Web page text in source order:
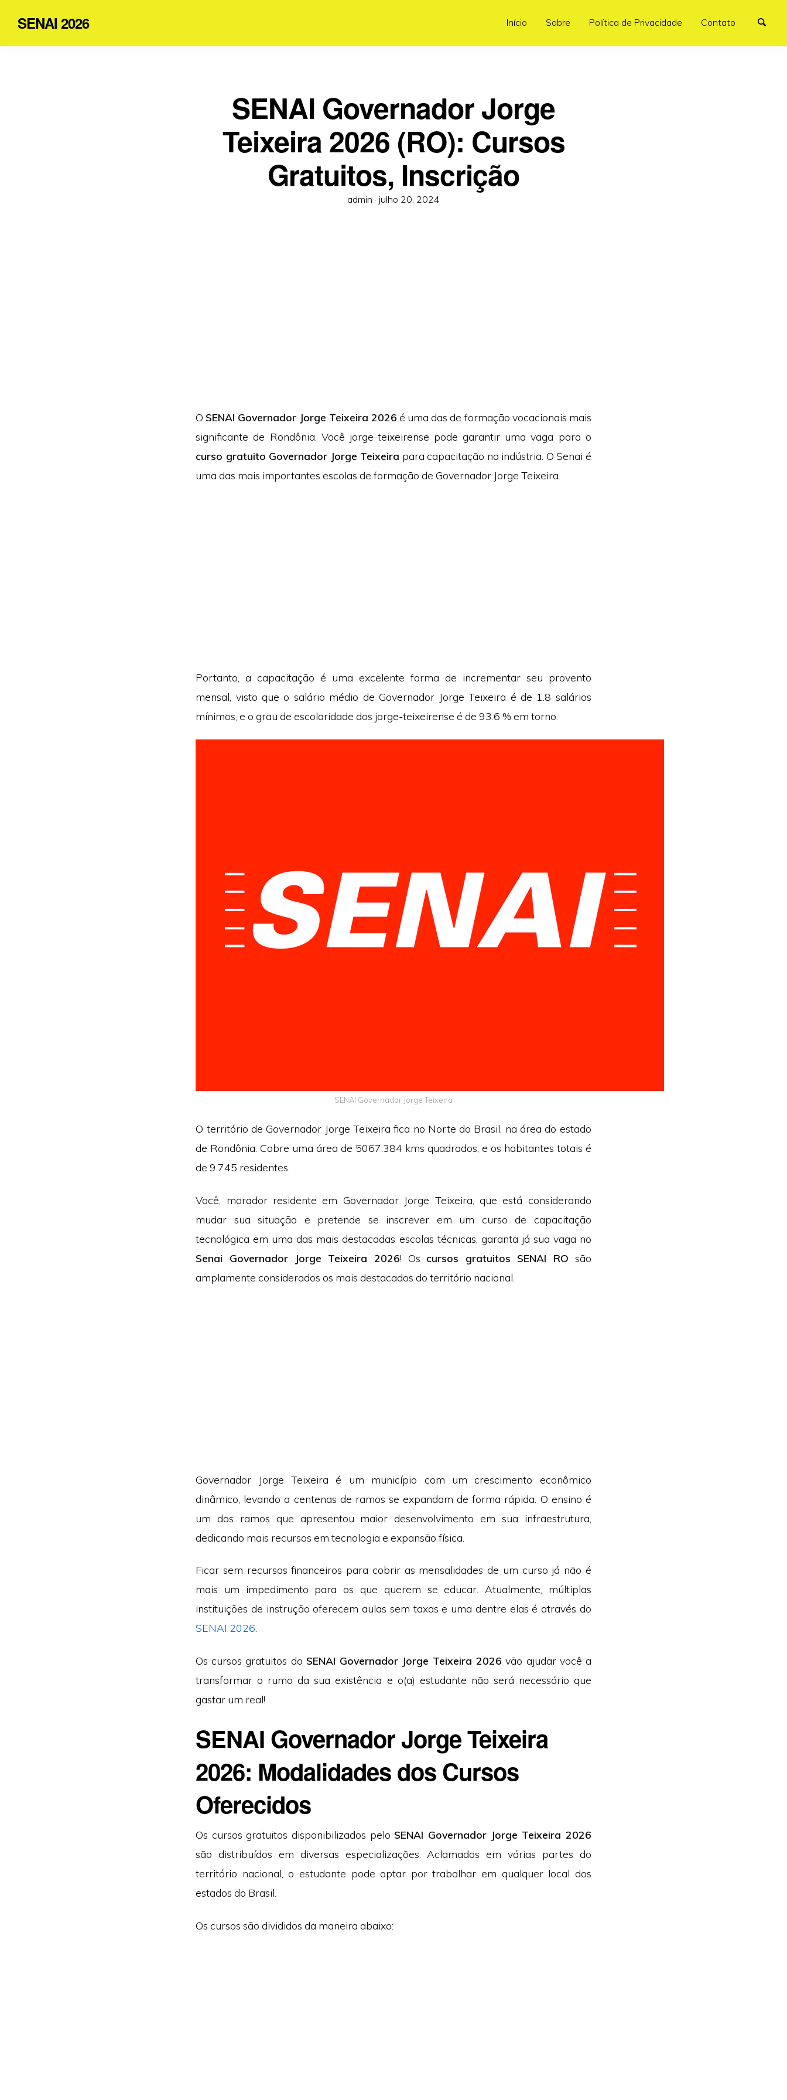
SENAI 2026 Início Sobre Política de Privacidade Contato
SENAI Governador Jorge
Teixeira 2026 (RO): Cursos
Gratuitos, Inscrição
admin · Posted
julho 20, 2024
O SENAI Governador Jorge Teixeira 2026 é uma das de formação vocacionais mais
significante de Rondônia. Você jorge-teixeirense pode garantir uma vaga para o
curso gratuito Governador Jorge Teixeira para capacitação na indústria. O Senai é
uma das mais importantes escolas de formação de Governador Jorge Teixeira.
Portanto, a capacitação é uma excelente forma de incrementar seu provento
mensal, visto que o salário médio de Governador Jorge Teixeira é de 1.8 salários
mínimos, e o grau de escolaridade dos jorge-teixeirense é de 93.6 % em torno.
SENAI Governador Jorge Teixeira
O território de Governador Jorge Teixeira fica no Norte do Brasil, na área do estado
de Rondônia. Cobre uma área de 5067.384 kms quadrados, e os habitantes totais é
de 9.745 residentes.
Você, morador residente em Governador Jorge Teixeira, que está considerando
mudar sua situação e pretende se inscrever em um curso de capacitação
tecnológica em uma das mais destacadas escolas técnicas, garanta já sua vaga no
Senai Governador Jorge Teixeira 2026! Os cursos gratuitos SENAI RO são
amplamente considerados os mais destacados do território nacional.
Governador Jorge Teixeira é um município com um crescimento econômico
dinâmico, levando a centenas de ramos se expandam de forma rápida. O ensino é
um dos ramos que apresentou maior desenvolvimento em sua infraestrutura,
dedicando mais recursos em tecnologia e expansão física.
Ficar sem recursos financeiros para cobrir as mensalidades de um curso já não é
mais um impedimento para os que querem se educar. Atualmente, múltiplas
instituições de instrução oferecem aulas sem taxas e uma dentre elas é através do
SENAI 2026
Os cursos gratuitos do SENAI Governador Jorge Teixeira 2026 vão ajudar você a
transformar o rumo da sua existência e o(a) estudante não será necessário que
gastar um real!
SENAI Governador Jorge Teixeira
2026: Modalidades dos Cursos
Oferecidos
Os cursos gratuitos disponibilizados pelo SENAI Governador Jorge Teixeira 2026
são distribuídos em diversas especializações. Aclamados em várias partes do
território nacional, o estudante pode optar por trabalhar em qualquer local dos
estados do Brasil.
Os cursos são divididos da maneira abaixo: